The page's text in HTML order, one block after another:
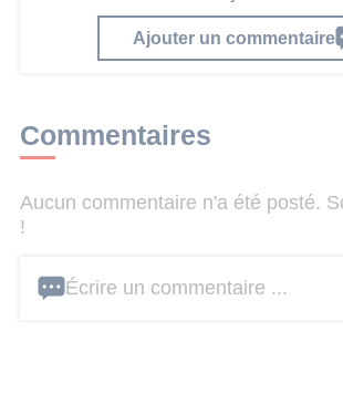
Ajouter un commentaire
Commentaires
Aucun commentaire n'a été posté.
!
Écrire un commentaire ...